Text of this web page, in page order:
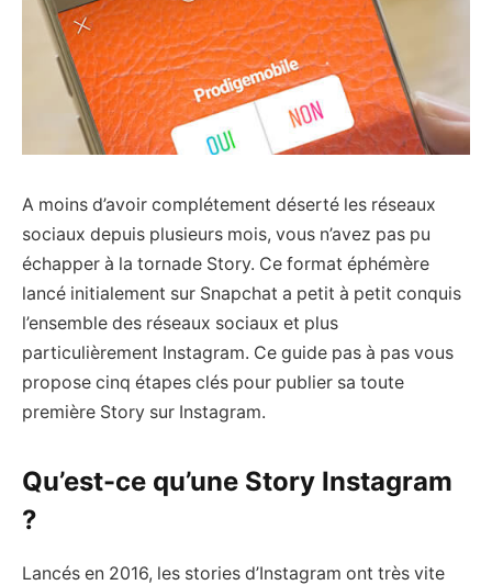
A moins d’avoir complétement déserté les réseaux
sociaux depuis plusieurs mois, vous n’avez pas pu
échapper à la tornade Story. Ce format éphémère
lancé initialement sur Snapchat a petit à petit conquis
l’ensemble des réseaux sociaux et plus
particulièrement Instagram. Ce guide pas à pas vous
propose cinq étapes clés pour publier sa toute
première Story sur Instagram.
Qu’est-ce qu’une Story Instagram
?
Lancés en 2016, les stories d’Instagram ont très vite